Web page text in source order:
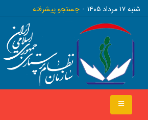
شنبه ١٧ مرداد ١٤٠٥ جستجو پیشرفته